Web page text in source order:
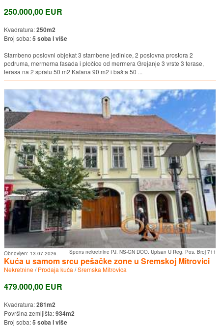
250.000,00 EUR
Kvadratura:250m2
Broj soba:5 soba i više
Stambeno poslovni objekat 3 stambene jedinice, 2 poslovna prostora 2
podruma, mermerna fasada i pločice od mermera Grejanje 3 vrste 3 terase,
terasa na 2 spratu 50 m2 Kafana 90 m2 i bašta 50 ...
Spens nekretnine PJ. NS-GN DOO. Upisan U Reg. Pos. Broj 711
Obnovljen: 13.07.2026.
Kuća u samom srcu pešačke zone u Sremskoj Mitrovici
Nekretnine/Prodaja kuća /Sremska Mitrovica
479.000,00 EUR
Kvadratura:281m2
Površina zemljišta:934m2
Broj soba:5 soba i više